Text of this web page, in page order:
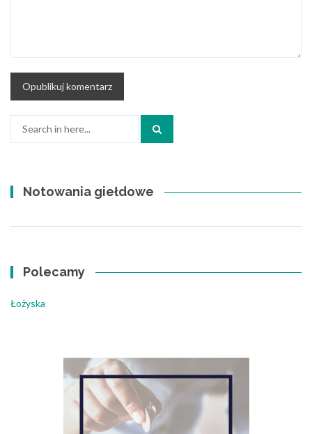
Search
Notowania giełdowe
Polecamy
Łożyska